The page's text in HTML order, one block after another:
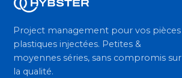
Project management pour vos pièces
plastiques injectées. Petites &
moyennes séries, sans compromis sur
la qualité.